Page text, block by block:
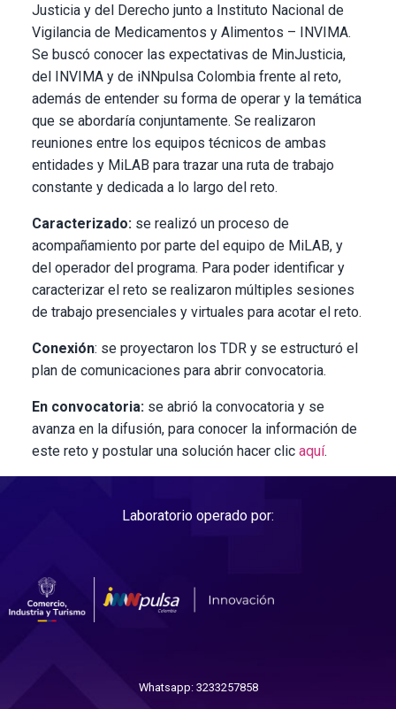
Justicia y del Derecho junto a Instituto Nacional de
Vigilancia de Medicamentos y Alimentos – INVIMA.
Se buscó conocer las expectativas de MinJusticia,
del INVIMA y de iNNpulsa Colombia frente al reto,
además de entender su forma de operar y la temática
que se abordaría conjuntamente. Se realizaron
reuniones entre los equipos técnicos de ambas
entidades y MiLAB para trazar una ruta de trabajo
constante y dedicada a lo largo del reto.
Caracterizado: se realizó un proceso de
acompañamiento por parte del equipo de MiLAB, y
del operador del programa. Para poder identificar y
caracterizar el reto se realizaron múltiples sesiones
de trabajo presenciales y virtuales para acotar el reto.
Conexión: se proyectaron los TDR y se estructuró el
plan de comunicaciones para abrir convocatoria.
En convocatoria: se abrió la convocatoria y se
avanza en la difusión, para conocer la información de
este reto y postular una solución hacer clic aquí.
Laboratorio operado por:
Whatsapp: 3233257858